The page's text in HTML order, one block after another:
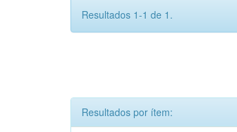
Resultados 1-1 de 1.
Resultados por ítem: